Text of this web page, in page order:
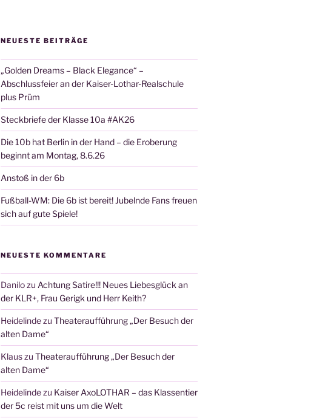
NEUESTE BEITRÄGE
„Golden Dreams – Black Elegance“ –
Abschlussfeier an der Kaiser-Lothar-Realschule
plus Prüm
Steckbriefe der Klasse 10a #AK26
Die 10b hat Berlin in der Hand – die Eroberung
beginnt am Montag, 8.6.26
Anstoß in der 6b
Fußball-WM: Die 6b ist bereit! Jubelnde Fans freuen
sich auf gute Spiele!
NEUESTE KOMMENTARE
Danilozu Achtung Satire!!! Neues Liebesglück an
der KLR+, Frau Gerigk und Herr Keith?
Heidelindezu Theateraufführung „Der Besuch der
alten Dame“
Klauszu Theateraufführung „Der Besuch der
alten Dame“
Heidelindezu Kaiser AxoLOTHAR – das Klassentier
der 5c reist mit uns um die Welt